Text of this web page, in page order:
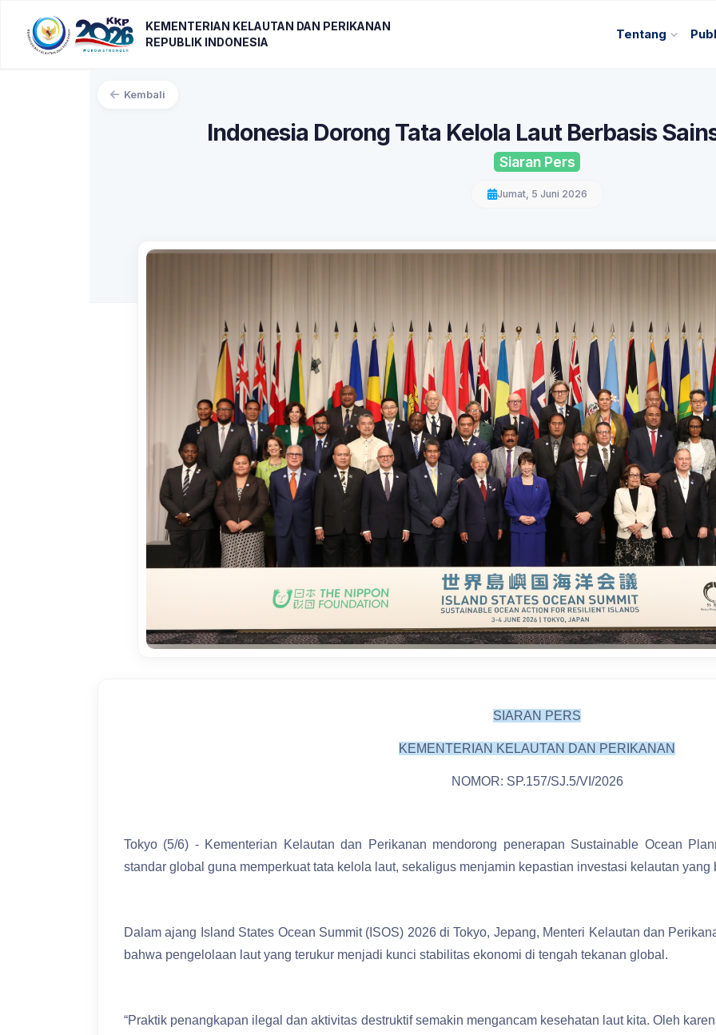
KEMENTERIAN KELAUTAN DAN PERIKANAN
REPUBLIK INDONESIA
Tentang
Kembali
Indonesia Dorong Tata Kelola Laut Berbasis
Siaran Pers
Jumat, 5 Juni 2026
SIARAN PERS
KEMENTERIAN KELAUTAN DAN PERIKANAN
NOMOR: SP.157/SJ.5/VI/2026
Tokyo (5/6) - Kementerian Kelautan dan Perikanan mendorong penerapan Sustainable Ocean
standar global guna memperkuat tata kelola laut, sekaligus menjamin kepastian investasi kelautan yang
Dalam ajang Island States Ocean Summit (ISOS) 2026 di Tokyo, Jepang, Menteri Kelautan dan
bahwa pengelolaan laut yang terukur menjadi kunci stabilitas ekonomi di tengah tekanan global.
“Praktik penangkapan ilegal dan aktivitas destruktif semakin mengancam kesehatan laut kita. Oleh